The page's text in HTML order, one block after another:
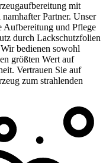
mit
Partner. Unser
Aufbereitung und Pflege
durch Lackschutzfolien
bedienen sowohl
größten Wert auf
Vertrauen Sie auf
zum strahlenden